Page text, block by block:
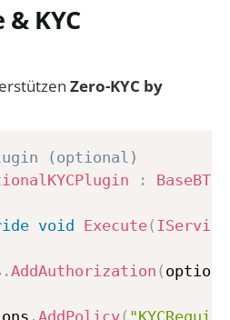
KYC
Zero-KYC by
(optional)
:
void Execute(
. AddAuthorization (
. AddPolicy(